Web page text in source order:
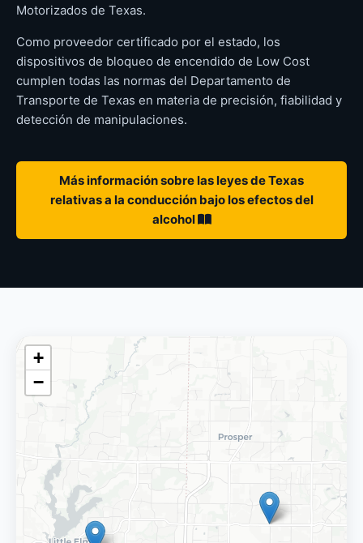
Motorizados de Texas.
Como proveedor certificado por el estado, los
dispositivos de bloqueo de encendido de Low Cost
cumplen todas las normas del Departamento de
Transporte de Texas en materia de precisión, fiabilidad y
detección de manipulaciones.
Más información sobre las leyes de Texas
relativas a la conducción bajo los efectos del
alcohol
+
−